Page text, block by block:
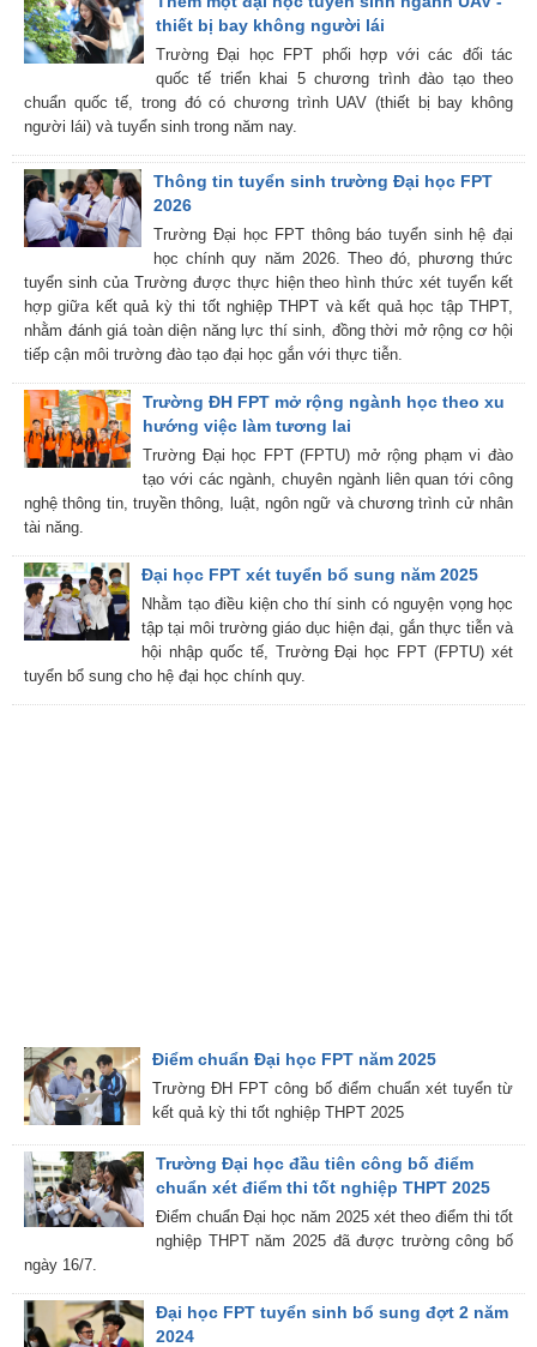
thiết bị bay không người lái
Trường Đại học FPT phối hợp với các đối tác
quốc tế triển khai 5 chương trình đào tạo theo
chuẩn quốc tế, trong đó có chương trình UAV (thiết bị bay không
người lái) và tuyển sinh trong năm nay.
Thông tin tuyển sinh trường Đại học FPT
2026
Trường Đại học FPT thông báo tuyển sinh hệ đại
học chính quy năm 2026. Theo đó, phương thức
tuyển sinh của Trường được thực hiện theo hình thức xét tuyển kết
hợp giữa kết quả kỳ thi tốt nghiệp THPT và kết quả học tập THPT,
nhằm đánh giá toàn diện năng lực thí sinh, đồng thời mở rộng cơ hội
tiếp cận môi trường đào tạo đại học gắn với thực tiễn.
Trường ĐH FPT mở rộng ngành học theo xu
hướng việc làm tương lai
Trường Đại học FPT (FPTU) mở rộng phạm vi đào
tạo với các ngành, chuyên ngành liên quan tới công
nghệ thông tin, truyền thông, luật, ngôn ngữ và chương trình cử nhân
tài năng.
Đại học FPT xét tuyển bổ sung năm 2025
Nhằm tạo điều kiện cho thí sinh có nguyện vọng học
tập tại môi trường giáo dục hiện đại, gắn thực tiễn và
hội nhập quốc tế, Trường Đại học FPT (FPTU) xét
tuyển bổ sung cho hệ đại học chính quy.
Điểm chuẩn Đại học FPT năm 2025
Trường ĐH FPT công bố điểm chuẩn xét tuyển từ
kết quả kỳ thi tốt nghiệp THPT 2025
Trường Đại học đầu tiên công bố điểm
chuẩn xét điểm thi tốt nghiệp THPT 2025
Điểm chuẩn Đại học năm 2025 xét theo điểm thi tốt
nghiệp THPT năm 2025 đã được trường công bố
ngày 16/7.
Đại học FPT tuyển sinh bổ sung đợt 2 năm
2024